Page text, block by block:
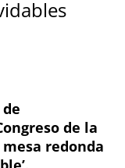
de la
mesa redonda